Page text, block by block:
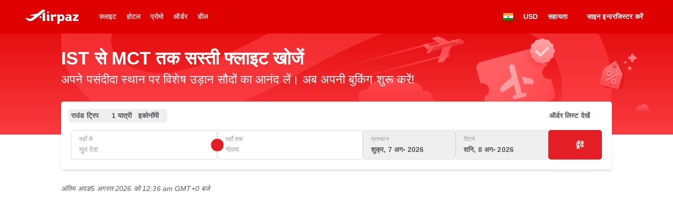
फ़्लाइट होटल प्रोमो ऑर्डर डील USD सहायता साइन इन/रजिस्टर करें
IST से MCT तक सस्ती फ्लाइट खोजें
अपने पसंदीदा स्थान पर विशेष उड़ान सौदों का आनंद लें। अब अपनी बुकिंग शुरू करें!
राउंड ट्रिप 1 यात्री इकोनॉमी ऑर्डर लिस्ट देखें
यहाँ से यहाँ तक प्रस्थान
शुक्र, 7 अग॰ 2026
रिटर्न
शनि, 8 अग॰ 2026
ढूँढें
अंतिम अपड5 अगस्त 2026 को 12:36 am GMT+0 बजे